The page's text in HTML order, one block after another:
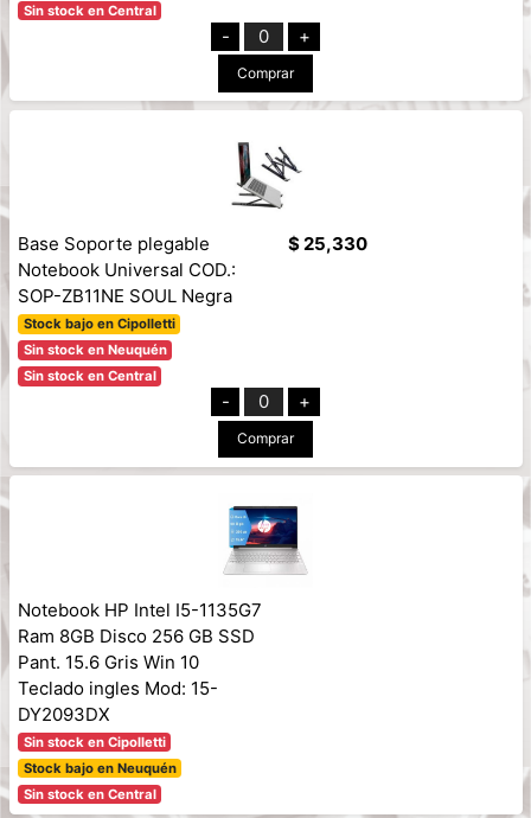
Sin stock en Central
- 0 +
Comprar
Base Soporte plegable
Notebook Universal COD.:
SOP-ZB11NE SOUL Negra
Stock bajo en Cipolletti
Sin stock en Neuquén
Sin stock en Central
$ 25,330
- 0 +
Comprar
Notebook HP Intel I5-1135G7
Ram 8GB Disco 256 GB SSD
Pant. 15.6 Gris Win 10
Teclado ingles Mod: 15-
DY2093DX
Sin stock en Cipolletti
Stock bajo en Neuquén
Sin stock en Central